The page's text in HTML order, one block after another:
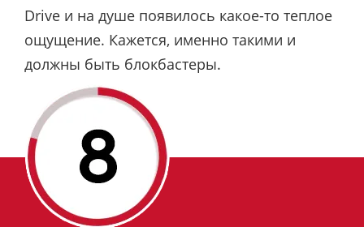
Drive и на душе появилось какое-то теплое
ощущение. Кажется, именно такими и
должны быть блокбастеры.